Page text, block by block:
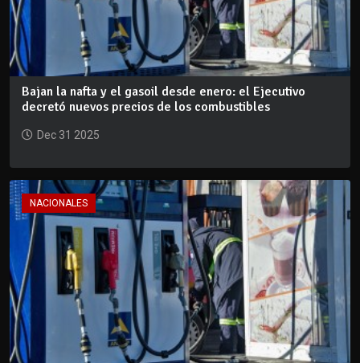
Bajan la nafta y el gasoil desde enero: el Ejecutivo
decretó nuevos precios de los combustibles
Dec 31 2025
NACIONALES